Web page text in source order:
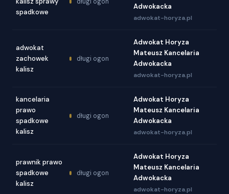
spadkowe
Adwokacka
adwokat-horyza.pl
adwokat
zachowek
kalisz
długi ogon
Adwokat Horyza
Mateusz Kancelaria
Adwokacka
adwokat-horyza.pl
kancelaria
prawo
spadkowe
kalisz
długi ogon
Adwokat Horyza
Mateusz Kancelaria
Adwokacka
adwokat-horyza.pl
prawnik prawo
spadkowe
kalisz
długi ogon
Adwokat Horyza
Mateusz Kancelaria
Adwokacka
adwokat-horyza.pl